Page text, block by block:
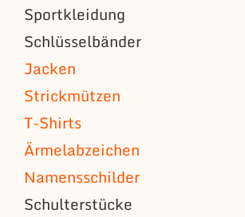
Sportkleidung
Schlüsselbänder
Jacken
Strickmützen
T-Shirts
Ärmelabzeichen
Namensschilder
Schulterstücke